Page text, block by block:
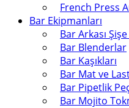
French Press
Bar Ekipmanları
Bar Arkası
Bar Blenderlar
Bar Kaşıkları
Bar Mat ve
Bar Pipetlik
Bar Mojito